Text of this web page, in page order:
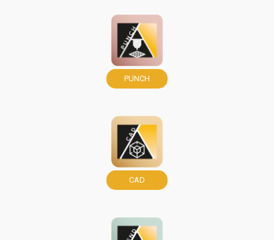
PUNCH
CAD